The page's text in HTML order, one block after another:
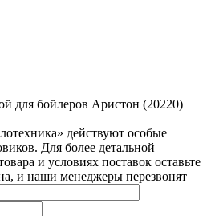
для бойлеров Аристон (20220)
действуют особые
Для более детальной
и условиях поставок оставьте
и наши менеджеры перезвонят